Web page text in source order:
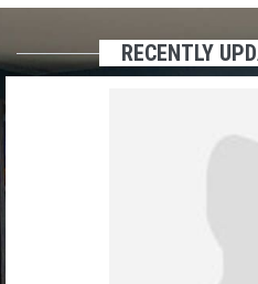
RECENTLY